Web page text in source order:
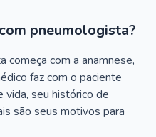
pneumologista?
começa com a anamnese,
faz com o paciente
vida, seu histórico de
são seus motivos para